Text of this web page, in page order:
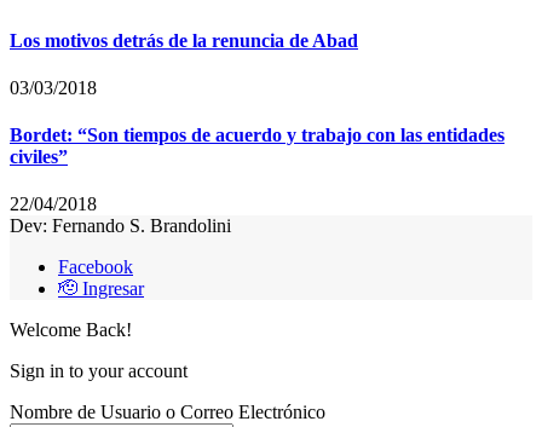
Los motivos detrás de la renuncia de Abad
03/03/2018
Bordet: “Son tiempos de acuerdo y trabajo con las entidades
civiles”
22/04/2018
Dev: Fernando S. Brandolini
Facebook
🫡 Ingresar
Welcome Back!
Sign in to your account
Nombre de Usuario o Correo Electrónico